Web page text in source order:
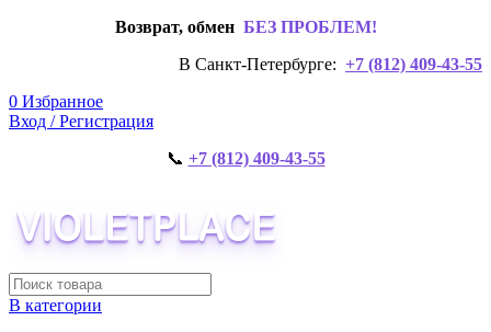
Возврат, обмен БЕЗ ПРОБЛЕМ!
В Санкт-Петербурге: +7 (812) 409-43-55
0 Избранное
Вход / Регистрация
📞 +7 (812) 409-43-55
В категории